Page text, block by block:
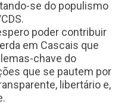
se do populismo
poder contribuir
em Cascais que
chave do
que se pautem por
libertário e,